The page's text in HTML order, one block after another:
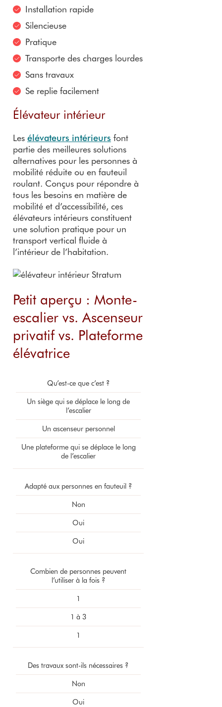
Installation rapide
Silencieuse
Pratique
Transporte des charges lourdes
Sans travaux
Se replie facilement
Élévateur intérieur
Les élévateurs intérieurs font
partie des meilleures solutions
alternatives pour les personnes à
mobilité réduite ou en fauteuil
roulant. Conçus pour répondre à
tous les besoins en matière de
mobilité et d’accessibilité, ces
élévateurs intérieurs constituent
une solution pratique pour un
transport vertical fluide à
l’intérieur de l’habitation.
Petit aperçu : Monte-
escalier vs. Ascenseur
privatif vs. Plateforme
élévatrice
Qu’est-ce que c’est ?
Un siège qui se déplace le long de
l’escalier
Un ascenseur personnel
Une plateforme qui se déplace le long
de l’escalier
Adapté aux personnes en fauteuil ?
Non
Oui
Oui
Combien de personnes peuvent
l’utiliser à la fois ?
1
1 à 3
1
Des travaux sont-ils nécessaires ?
Non
Oui